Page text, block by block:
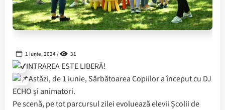
1 Iunie, 2024 / 31
INTRAREA ESTE LIBERĂ!
Astăzi, de 1 iunie, Sărbătoarea Copiilor a început cu DJ
ECHO și animatori.
Pe scenă, pe tot parcursul zilei evoluează elevii Școlii de